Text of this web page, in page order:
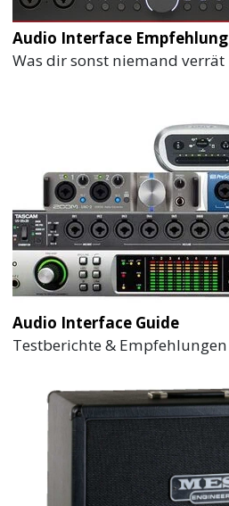
Audio Interface Empfehlung
Was dir sonst niemand verrät
Audio Interface Guide
Testberichte & Empfehlungen